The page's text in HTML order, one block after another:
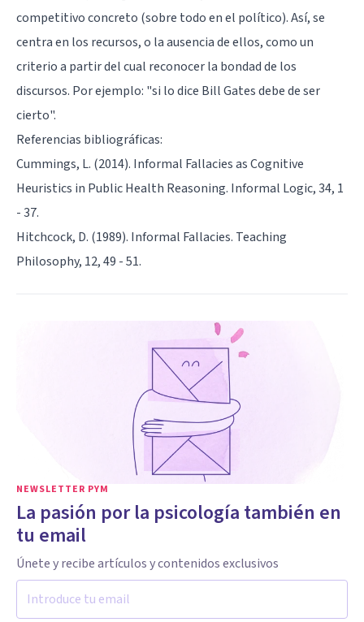
competitivo concreto (sobre todo en el político). Así, se
centra en los recursos, o la ausencia de ellos, como un
criterio a partir del cual reconocer la bondad de los
discursos. Por ejemplo: "si lo dice Bill Gates debe de ser
cierto".
Referencias bibliográficas:
Cummings, L. (2014). Informal Fallacies as Cognitive
Heuristics in Public Health Reasoning. Informal Logic, 34, 1
- 37.
Hitchcock, D. (1989). Informal Fallacies. Teaching
Philosophy, 12, 49 - 51.
NEWSLETTER PYM
La pasión por la psicología también en
tu email
Únete y recibe artículos y contenidos exclusivos